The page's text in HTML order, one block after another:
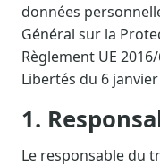
données
Général sur la
Règlement UE
Libertés du 6
1.
Le responsable du